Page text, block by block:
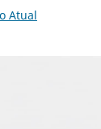
Atual